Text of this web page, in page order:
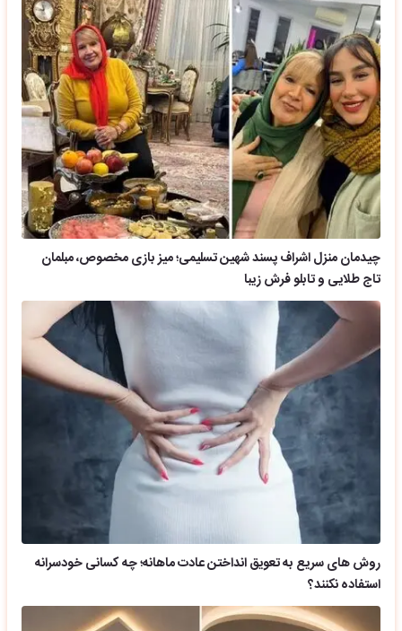
چیدمان منزل اشراف پسند شهین تسلیمی؛ میز بازی مخصوص، مبلمان
تاج طلایی و تابلو فرش زیبا
روش های سریع به تعویق انداختن عادت ماهانه؛ چه کسانی خودسرانه
استفاده نکنند؟